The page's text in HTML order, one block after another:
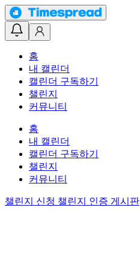
홈
내 캘린더
캘린더 구독하기
챌린지
커뮤니티
홈
내 캘린더
캘린더 구독하기
챌린지
커뮤니티
챌린지 신청 챌린지 인증 게시판